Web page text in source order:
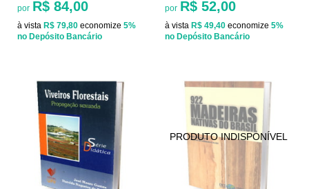
por R$ 84,00
à vista R$ 79,80 economize 5%
no Depósito Bancário
por R$ 52,00
à vista R$ 49,40 economize 5%
no Depósito Bancário